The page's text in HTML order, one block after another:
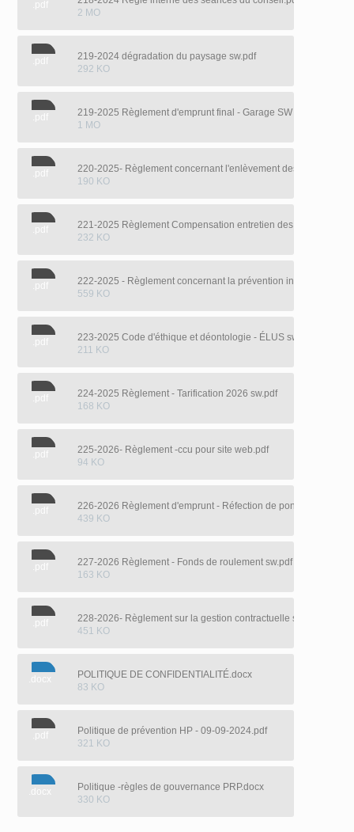
.pdf
2 MO
.pdf
219-2024 dégradation du paysage sw.pdf
292 KO
.pdf
219-2025 Règlement d'emprunt final - Garage SW .pdf
1 MO
.pdf
220-2025- Règlement concernant l'enlèvement des matières
190 KO
.pdf
221-2025 Règlement Compensation entretien des chemins
232 KO
.pdf
222-2025 - Règlement concernant la prévention incendie.pdf
559 KO
.pdf
223-2025 Code d'éthique et déontologie - ÉLUS sw.pdf
211 KO
.pdf
224-2025 Règlement - Tarification 2026 sw.pdf
168 KO
.pdf
225-2026- Règlement -ccu pour site web.pdf
94 KO
.pdf
226-2026 Règlement d'emprunt - Réfection de ponceaux -
439 KO
.pdf
227-2026 Règlement - Fonds de roulement sw.pdf
163 KO
.pdf
228-2026- Règlement sur la gestion contractuelle sw.pdf
451 KO
.docx
POLITIQUE DE CONFIDENTIALITÉ.docx
83 KO
.pdf
Politique de prévention HP - 09-09-2024.pdf
321 KO
.docx
Politique -règles de gouvernance PRP.docx
330 KO